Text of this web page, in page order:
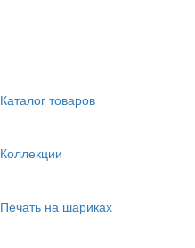
Каталог товаров
Коллекции
Печать на шариках